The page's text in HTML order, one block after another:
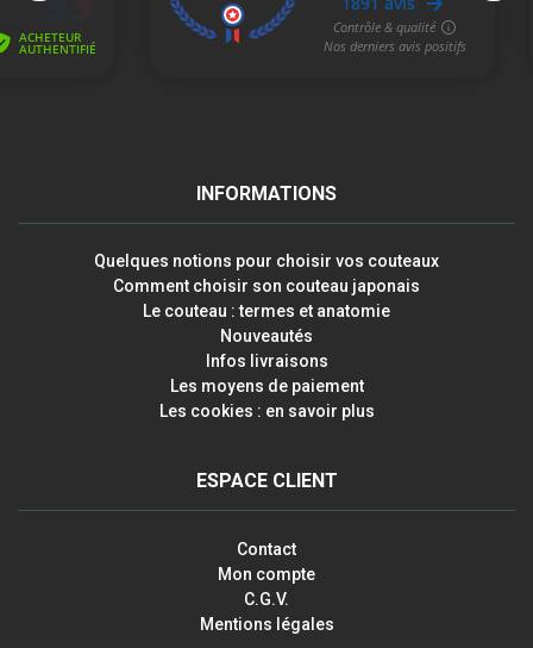
INFORMATIONS
Quelques notions pour choisir vos couteaux
Comment choisir son couteau japonais
Le couteau : termes et anatomie
Nouveautés
Infos livraisons
Les moyens de paiement
Les cookies : en savoir plus
ESPACE CLIENT
Contact
Mon compte
C.G.V.
Mentions légales